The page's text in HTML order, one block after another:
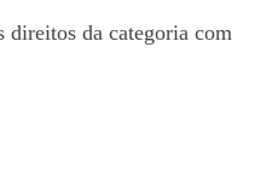
direitos da categoria com